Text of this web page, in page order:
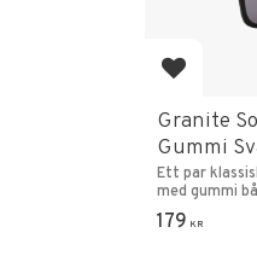
Lägg till i
Granite
Gummi
Ett par
med gummi
179 KR